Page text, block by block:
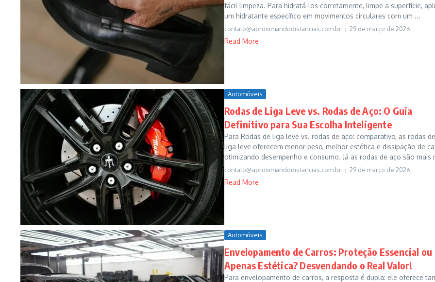
fácil limpeza. Para hidratá-los corretamente, limpe a superfície,
um hidratante específico em movimentos circulares com um ...
contato@aproximandodistancias.com.br 29 de março de 2026
Read More
Automóveis
Rodas de Liga Leve vs. Rodas de Aço: O Guia
Definitivo para Sua Escolha Inteligente
Para Rodas de liga leve vs. rodas de aço: comparativo, as rodas de
liga leve oferecem menor peso, melhor estética e dissipação de
otimizando desempenho e consumo. Já as rodas de aço são mais
contato@aproximandodistancias.com.br 29 de março de 2026
Read More
Automóveis
Envelopamento de Carros: Proteção Essencial ou
Apenas Estética? Desvendando o Real Valor!
Para envelopamento de carros, a resposta é dupla: ele oferece